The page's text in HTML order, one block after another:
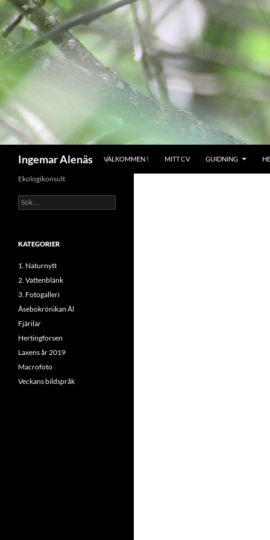
Hoppa
till
innehåll
Ingemar Alenäs VÄLKOMMEN ! MITT CV GUIDNING
Ekologikonsult
Sök
efter:
KATEGORIER
1. Naturnytt
2. Vattenblänk
3. Fotogalleri
Åsebokrönikan Ål
Fjärilar
Hertingforsen
Laxens år 2019
Macrofoto
Veckans bildspråk